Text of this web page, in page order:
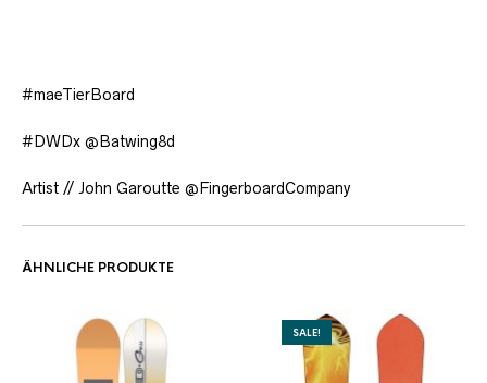
#maeTierBoard
#DWDx @Batwing8d
Artist // John Garoutte @FingerboardCompany
ÄHNLICHE PRODUKTE
SALE!